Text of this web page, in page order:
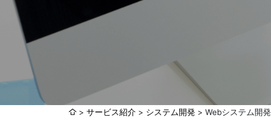
会社案内
Web制作・ホームページ制作
ランディングページ制作
Web分析・改善・コンサルティング
インターネット広告代行
サービス紹介 システム開発 Webシステム開発